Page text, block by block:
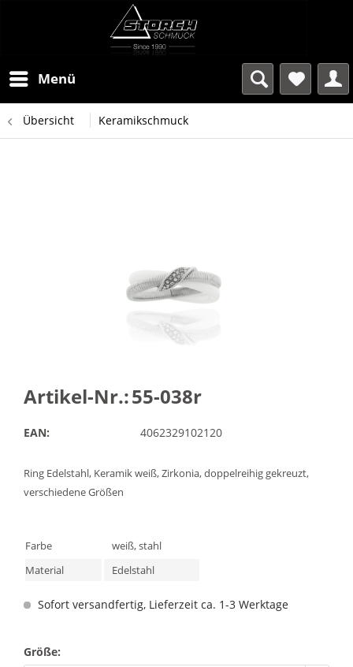
Menü
Übersicht Keramikschmuck
Artikel-Nr.:55-038r
EAN: 4062329102120
Ring Edelstahl, Keramik weiß, Zirkonia, doppelreihig gekreuzt,
verschiedene Größen
Farbe
weiß, stahl
Material
Edelstahl
Sofort versandfertig, Lieferzeit ca. 1-3 Werktage
Größe: